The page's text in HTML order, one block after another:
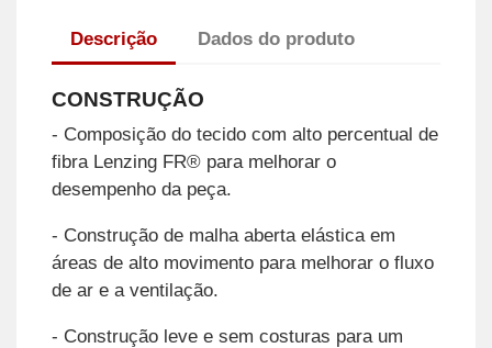
Descrição Dados do produto
CONSTRUÇÃO
- Composição do tecido com alto percentual de
fibra Lenzing FR® para melhorar o
desempenho da peça.
- Construção de malha aberta elástica em
áreas de alto movimento para melhorar o fluxo
de ar e a ventilação.
- Construção leve e sem costuras para um